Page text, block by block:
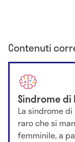
Contenuti
Sindrome di
La sindrome
raro che si
femminile, a